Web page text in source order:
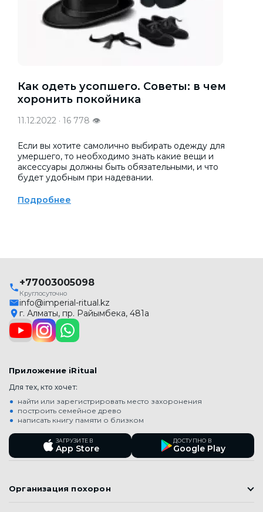
Как одеть усопшего. Советы: в чем
хоронить покойника
11.12.2022 · 16 778 👁
Если вы хотите самолично выбирать одежду для
умершего, то необходимо знать какие вещи и
аксессуары должны быть обязательными, и что
будет удобным при надевании.
Подробнее
+77003005098
Круглосуточно
info@imperial-ritual.kz
г. Алматы, пр. Райымбека, 481а
Приложение iRitual
Для тех, кто хочет:
найти или зарегистрировать место захоронения
построить семейное древо
написать книгу памяти о близком
ЗАГРУЗИТЕ В
App Store
ДОСТУПНО В
Google Play
Организация похорон